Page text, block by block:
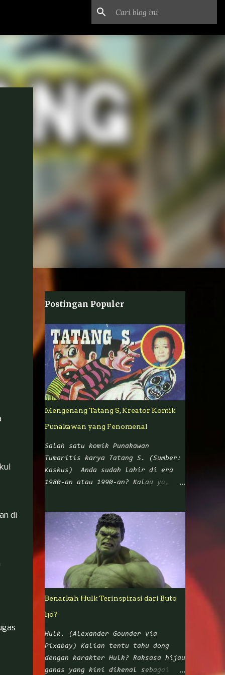
di
Postingan Populer
Mengenang Tatang S, Kreator Komik
Punakawan yang Fenomenal
Salah satu komik Punakawan
Tumaritis karya Tatang S. (Sumber:
Kaskus) Anda sudah lahir di era
1980-an atau 1990-an? Kalau ya,
nama ini sangat melekat dengan
komik Punakawan yang mengangkat
empat tokoh wayang Nusantara:
Petruk, Gareng, Bagong, dan Semar.
Dalam sejarah pewayangan di
Nusantara, Punakawan digambarkan
muncul di tengah cerita untuk
menghibur penonton sekaligus
yang bisa diterapkan di kehidupan
sehari-hari. Namun ketika Tatang S
mengangkat para Punakawan ke dalam
Benarkah Hulk Terinspirasi dari Buto
Ijo?
Hulk. (Alexander Gounder via
Pixabay) Kalian tentu tahu dong
dengan karakter Hulk? Raksasa hijau
ganas yang kini dikenal sebagai